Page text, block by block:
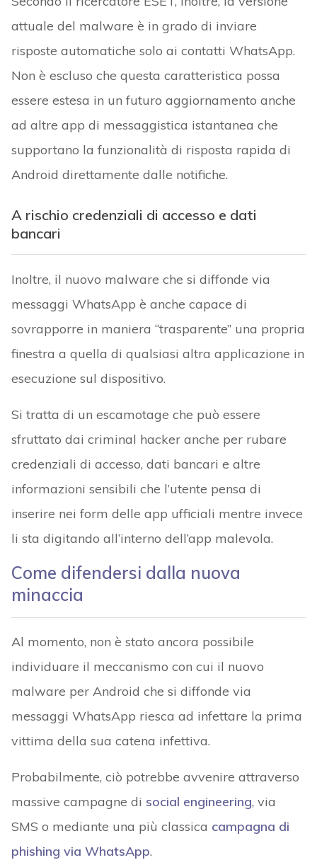
attuale del malware è in grado di inviare
risposte automatiche solo ai contatti WhatsApp.
Non è escluso che questa caratteristica possa
essere estesa in un futuro aggiornamento anche
ad altre app di messaggistica istantanea che
supportano la funzionalità di risposta rapida di
Android direttamente dalle notifiche.
A rischio credenziali di accesso e dati
bancari
Inoltre, il nuovo malware che si diffonde via
messaggi WhatsApp è anche capace di
sovrapporre in maniera “trasparente” una propria
finestra a quella di qualsiasi altra applicazione in
esecuzione sul dispositivo.
Si tratta di un escamotage che può essere
sfruttato dai criminal hacker anche per rubare
credenziali di accesso, dati bancari e altre
informazioni sensibili che l’utente pensa di
inserire nei form delle app ufficiali mentre invece
li sta digitando all’interno dell’app malevola.
Come difendersi dalla nuova
minaccia
Al momento, non è stato ancora possibile
individuare il meccanismo con cui il nuovo
malware per Android che si diffonde via
messaggi WhatsApp riesca ad infettare la prima
vittima della sua catena infettiva.
Probabilmente, ciò potrebbe avvenire attraverso
massive campagne di social engineering, via
SMS o mediante una più classica campagna di
phishing via WhatsApp.